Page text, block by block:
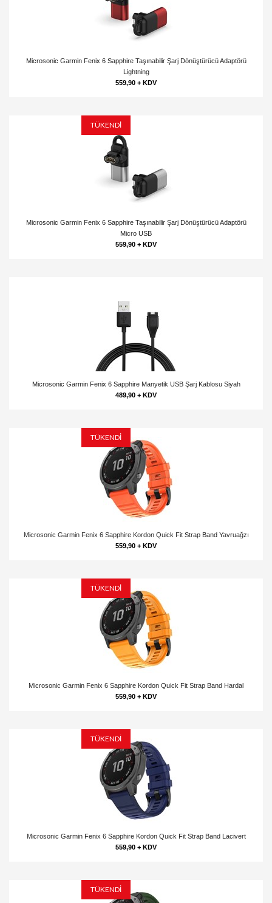
Microsonic Garmin Fenix 6 Sapphire Taşınabilir Şarj Dönüştürücü Adaptörü
Lightning
559,90 + KDV
TÜKENDİ
Microsonic Garmin Fenix 6 Sapphire Taşınabilir Şarj Dönüştürücü Adaptörü
Micro USB
559,90 + KDV
Microsonic Garmin Fenix 6 Sapphire Manyetik USB Şarj Kablosu Siyah
489,90 + KDV
TÜKENDİ
Microsonic Garmin Fenix 6 Sapphire Kordon Quick Fit Strap Band Yavruağzı
559,90 + KDV
TÜKENDİ
Microsonic Garmin Fenix 6 Sapphire Kordon Quick Fit Strap Band Hardal
559,90 + KDV
TÜKENDİ
Microsonic Garmin Fenix 6 Sapphire Kordon Quick Fit Strap Band Lacivert
559,90 + KDV
TÜKENDİ